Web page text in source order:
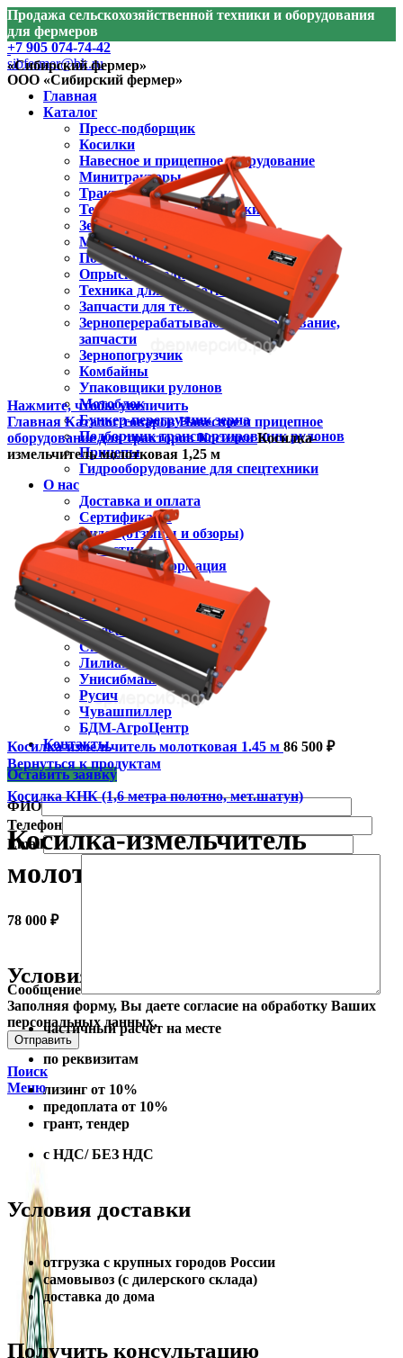
Продажа сельскохозяйственной техники и оборудования
для фермеров
+7 905 074-74-42
sibfermer@bk.ru
ООО «Сибирский фермер»
«Сибирский фермер»
Главная
Каталог
Пресс-подборщик
Косилки
Навесное и прицепное оборудование
Минитракторы
Тракторы
Техника для агрологистики
Зерносушилки
Мульчеры
Почвенные фрезы
Опрыскиватели
Техника для обработки почвы
Запчасти для техники
Зерноперерабатывающее оборудование,
запчасти
Зернопогрузчик
Комбайны
Упаковщики рулонов
Мотоблок
Бункер-перегрузчик зерна
Подборщик транспортировщик рулонов
Прицепы
Гидрооборудование для спецтехники
О нас
Доставка и оплата
Сертификаты
Видео (отзывы и обзоры)
Новости
Полезная информация
Производители
Claas
Jonh Deere
Navigator
Скаут
Лилиани
Унисибмаш
Русич
Чувашпиллер
БДМ-АгроЦентр
Контакты
Оставить заявку
ФИО
Телефон
Email
Сообщение
Заполняя форму, Вы даете согласие на обработку Ваших
персональных данных.
Поиск
Меню
Нажмите, чтобы увеличить
ГлавнаяКаталог товаровНавесное и прицепное
оборудование для тракторовКосилкиКосилка-
измельчитель молотковая 1,25 м
Косилка-измельчитель молотковая 1.45 м 86 500 ₽
Вернуться к продуктам
Косилка КНК (1,6 метра полотно, мет.шатун)
Косилка-измельчитель
молотковая 1,25 м
78 000 ₽
Условия оплаты
частичный расчет на месте
по реквизитам
лизинг от 10%
предоплата от 10%
грант, тендер
с НДС/ БЕЗ НДС
Условия доставки
отгрузка с крупных городов России
самовывоз (с дилерского склада)
доставка до дома
Получить консультацию